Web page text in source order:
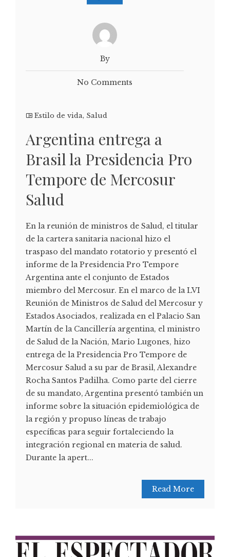
By
No Comments
Estilo de vida, Salud
Argentina entrega a
Brasil la Presidencia Pro
Tempore de Mercosur
Salud
En la reunión de ministros de Salud, el titular
de la cartera sanitaria nacional hizo el
traspaso del mandato rotatorio y presentó el
informe de la Presidencia Pro Tempore
Argentina ante el conjunto de Estados
miembro del Mercosur. En el marco de la LVI
Reunión de Ministros de Salud del Mercosur y
Estados Asociados, realizada en el Palacio San
Martín de la Cancillería argentina, el ministro
de Salud de la Nación, Mario Lugones, hizo
entrega de la Presidencia Pro Tempore de
Mercosur Salud a su par de Brasil, Alexandre
Rocha Santos Padilha. Como parte del cierre
de su mandato, Argentina presentó también un
informe sobre la situación epidemiológica de
la región y propuso líneas de trabajo
específicas para seguir fortaleciendo la
integración regional en materia de salud.
Durante la apert...
Read More